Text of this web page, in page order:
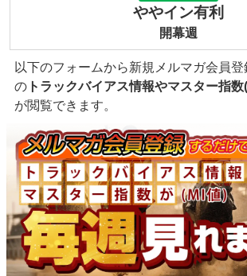
ややイン有利
開幕週
以下のフォームから新規メルマガ会員登
の トラックバイアス情報やマスター指数
が閲覧できます。